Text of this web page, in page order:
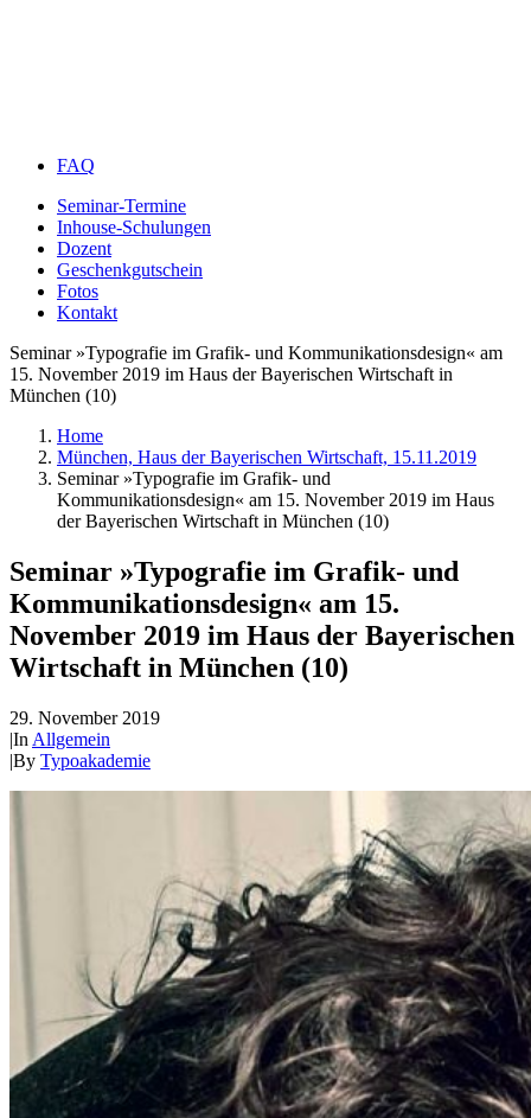
FAQ
Seminar-Termine
Inhouse-Schulungen
Dozent
Geschenkgutschein
Fotos
Kontakt
Seminar »Typografie im Grafik- und Kommunikationsdesign« am
15. November 2019 im Haus der Bayerischen Wirtschaft in
München (10)
Home
München, Haus der Bayerischen Wirtschaft, 15.11.2019
Seminar »Typografie im Grafik- und
Kommunikationsdesign« am 15. November 2019 im Haus
der Bayerischen Wirtschaft in München (10)
Seminar »Typografie im Grafik- und
Kommunikationsdesign« am 15.
November 2019 im Haus der Bayerischen
Wirtschaft in München (10)
29. November 2019
|In Allgemein
|By Typoakademie